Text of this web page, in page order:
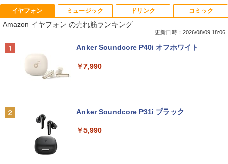
1
【ノートPC用】【あんしん3ヶ月に延長
保証】通常付属している30日の保証期間
が3ヶ月に延長されます。【単品購入・併
ノートパソコン専用】
￥1,000
2
【期間限定★新品無線マウス付】中古ノ
ートパソコン Windows11 Office2019搭
Core i3 Core i5 メモリ4GB/16GB SSD1
1
中古パソコン | NEC | Mate MKM28L-3 |
Windows11 | デスクトップ | 一年保証 |
第8世代 | Core i5 8400 2.8(〜最大4.0)G
チ | 無線LAN:なし | Win11Pro64bit
￥12,000
2
HP ProDesk 400 G6 DM 【Core i5 1050
0T/メモリ16GB(DDR4)/SSD256GB(M.2
料】※沖縄・離島を除く
1
NEC AS223WM 液晶モニター 21.5イン
チワイド 白 ホワイト 1920×1080 （フル
HD）TN 白色LEDバックライト ミニ D-s
対応 スイッチ 【中古】
￥5,200
2
中古モニター | 液晶ディスプレイ | PHILI
PS | 243V5QHABA/11 | 23.6インチワイ
ト | スピーカー内蔵 | 3系統入力(VGA・D
1
宇宙兄弟（46） 【電子書籍】[ 小山宙哉
]
￥1,131
￥21,560
イヤフォン
Amazon イヤフォン の売れ筋ランキング
更新日時：2026/08/09 18:06
Anker Soundcore P40i オフホワイト
￥7,990
Anker Soundcore P31i ブラック
￥5,990
ミュージック ドリンク コミック